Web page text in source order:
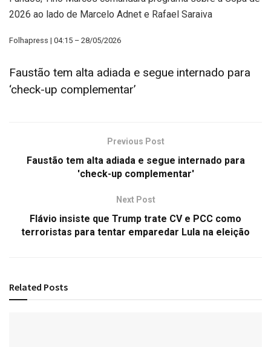
2026 ao lado de Marcelo Adnet e Rafael Saraiva
Folhapress | 04:15 – 28/05/2026
Faustão tem alta adiada e segue internado para
‘check-up complementar’
Previous Post
Faustão tem alta adiada e segue internado para
'check-up complementar'
Next Post
Flávio insiste que Trump trate CV e PCC como
terroristas para tentar emparedar Lula na eleição
Related Posts